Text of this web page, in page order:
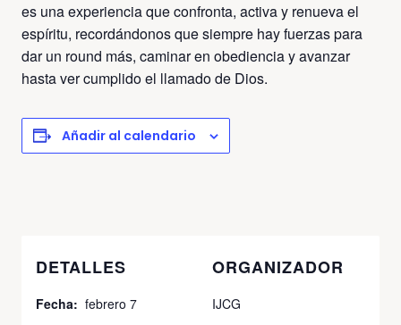
es una experiencia que confronta, activa y renueva el
espíritu, recordándonos que siempre hay fuerzas para
dar un round más, caminar en obediencia y avanzar
hasta ver cumplido el llamado de Dios.
Añadir al calendario
DETALLES
Fecha: febrero 7
ORGANIZADOR
IJCG